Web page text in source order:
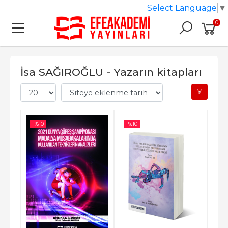
0
İsa SAĞIROĞLU - Yazarın kitapları
-%10 -%10
Select Language ▼